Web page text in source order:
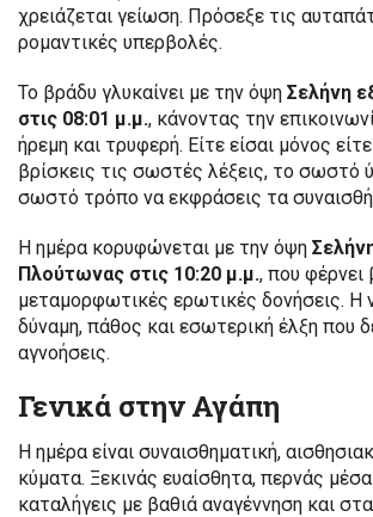
χρειάζεται γείωση. Πρόσεξε τις
ρομαντικές υπερβολές.
Το βράδυ γλυκαίνει με την όψη Σελήνη
στις 08:01 μ.μ., κάνοντας την
ήρεμη και τρυφερή. Είτε είσαι μόνος
βρίσκεις τις σωστές λέξεις, το σωστό
σωστό τρόπο να εκφράσεις τα
Η ημέρα κορυφώνεται με την όψη
Πλούτωνας στις 10:20 μ.μ., που φέρνει
μεταμορφωτικές ερωτικές δονήσεις. Η
δύναμη, πάθος και εσωτερική έλξη που
αγνοήσεις.
Γενικά στην Αγάπη
Η ημέρα είναι συναισθηματική,
κύματα. Ξεκινάς ευαίσθητα, περνάς
καταλήγεις με βαθιά αναγέννηση και